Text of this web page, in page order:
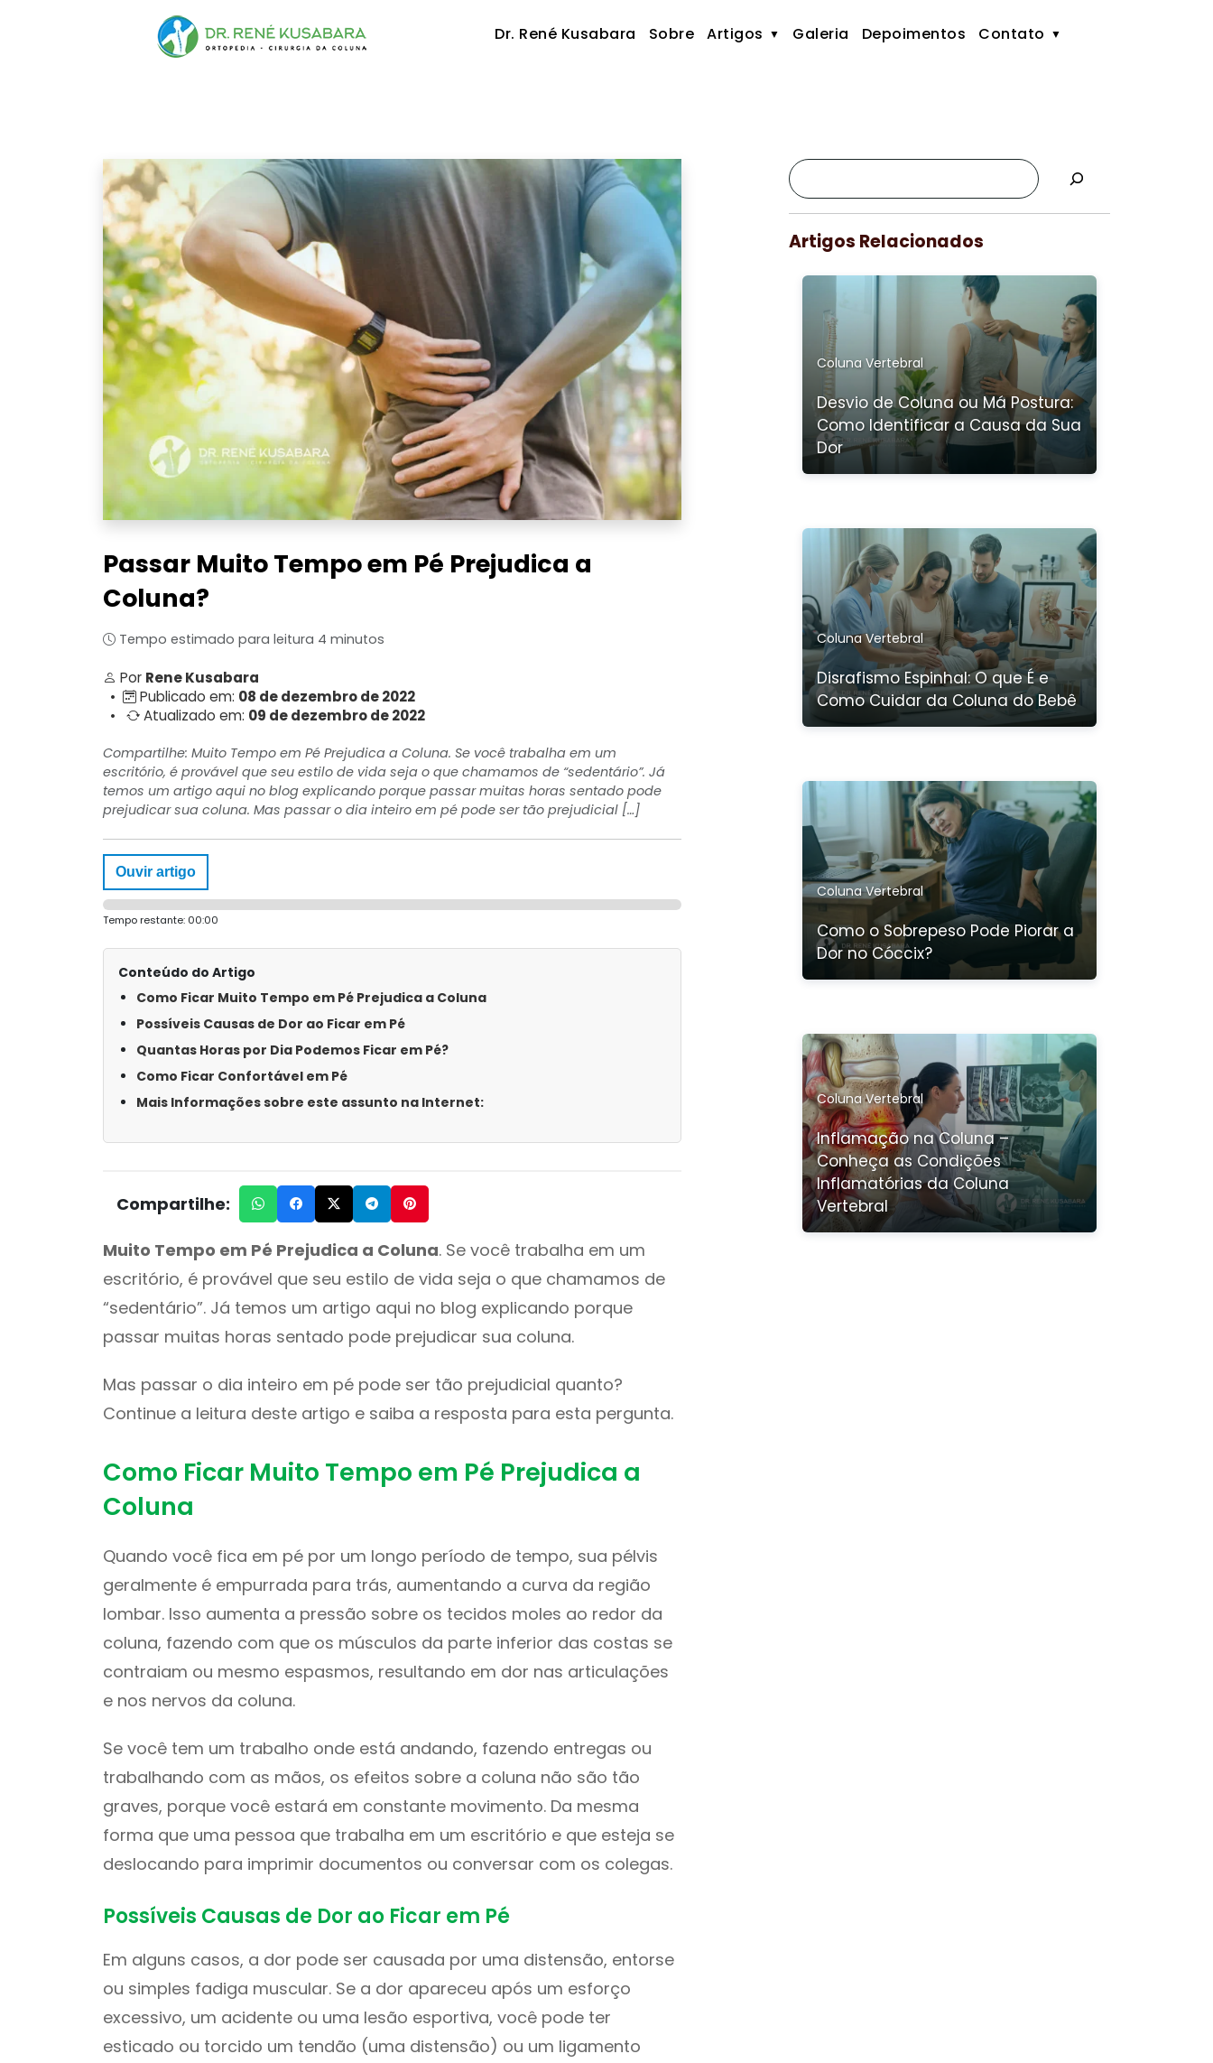
Dr. René Kusabara Sobre Artigos Galeria Depoimentos Contato
Passar Muito Tempo em Pé Prejudica a
Coluna?
Tempo estimado para leitura 4 minutos
Por Rene Kusabara
•
Publicado em: 08 de dezembro de 2022
•
Atualizado em: 09 de dezembro de 2022
Compartilhe: Muito Tempo em Pé Prejudica a Coluna. Se você trabalha em um
escritório, é provável que seu estilo de vida seja o que chamamos de “sedentário”. Já
temos um artigo aqui no blog explicando porque passar muitas horas sentado pode
prejudicar sua coluna. Mas passar o dia inteiro em pé pode ser tão prejudicial […]
Ouvir artigo
Tempo restante: 00:00
Conteúdo do Artigo
Como Ficar Muito Tempo em Pé Prejudica a Coluna
Possíveis Causas de Dor ao Ficar em Pé
Quantas Horas por Dia Podemos Ficar em Pé?
Como Ficar Confortável em Pé
Mais Informações sobre este assunto na Internet:
Compartilhe:
Muito Tempo em Pé Prejudica a Coluna. Se você trabalha em um
escritório, é provável que seu estilo de vida seja o que chamamos de
“sedentário”. Já temos um artigo aqui no blog explicando porque
passar muitas horas sentado pode prejudicar sua coluna.
Mas passar o dia inteiro em pé pode ser tão prejudicial quanto?
Continue a leitura deste artigo e saiba a resposta para esta pergunta.
Como Ficar Muito Tempo em Pé Prejudica a
Coluna
Quando você fica em pé por um longo período de tempo, sua pélvis
geralmente é empurrada para trás, aumentando a curva da região
lombar. Isso aumenta a pressão sobre os tecidos moles ao redor da
coluna, fazendo com que os músculos da parte inferior das costas se
contraiam ou mesmo espasmos, resultando em dor nas articulações
e nos nervos da coluna.
Se você tem um trabalho onde está andando, fazendo entregas ou
trabalhando com as mãos, os efeitos sobre a coluna não são tão
graves, porque você estará em constante movimento. Da mesma
forma que uma pessoa que trabalha em um escritório e que esteja se
deslocando para imprimir documentos ou conversar com os colegas.
Possíveis Causas de Dor ao Ficar em Pé
Em alguns casos, a dor pode ser causada por uma distensão, entorse
ou simples fadiga muscular. Se a dor apareceu após um esforço
excessivo, um acidente ou uma lesão esportiva, você pode ter
esticado ou torcido um tendão (uma distensão) ou um ligamento
Artigos Relacionados
Coluna Vertebral
Desvio de Coluna ou Má Postura:
Como Identificar a Causa da Sua
Dor
Coluna Vertebral
Disrafismo Espinhal: O que É e
Como Cuidar da Coluna do Bebê
Coluna Vertebral
Como o Sobrepeso Pode Piorar a
Dor no Cóccix?
Coluna Vertebral
Inflamação na Coluna –
Conheça as Condições
Inflamatórias da Coluna
Vertebral